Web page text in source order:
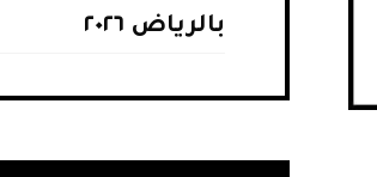
بالرياض ٢٠٢٦